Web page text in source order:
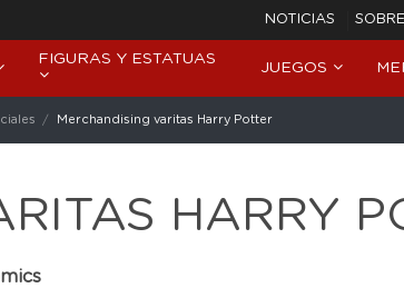
NOTICIAS
FIGURAS Y ESTATUAS
JUEGOS
Merchandising varitas Harry Potter
HARRY